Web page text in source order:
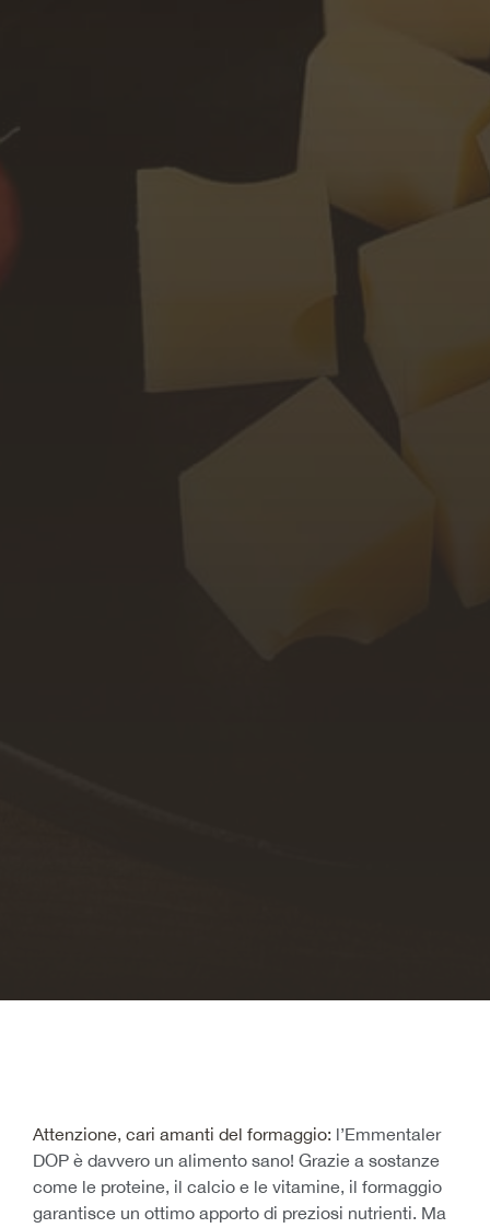
Attenzione, cari amanti del formaggio: l’Emmentaler
DOP è davvero un alimento sano! Grazie a sostanze
come le proteine, il calcio e le vitamine, il formaggio
garantisce un ottimo apporto di preziosi nutrienti. Ma